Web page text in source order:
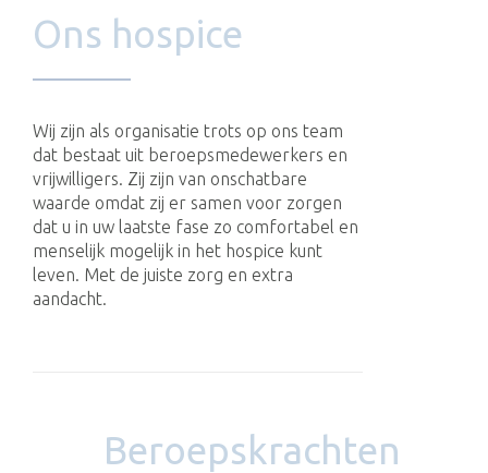
Ons hospice
Wij zijn als organisatie trots op ons team
dat bestaat uit beroepsmedewerkers en
vrijwilligers. Zij zijn van onschatbare
waarde omdat zij er samen voor zorgen
dat u in uw laatste fase zo comfortabel en
menselijk mogelijk in het hospice kunt
leven. Met de juiste zorg en extra
aandacht.
Beroepskrachten